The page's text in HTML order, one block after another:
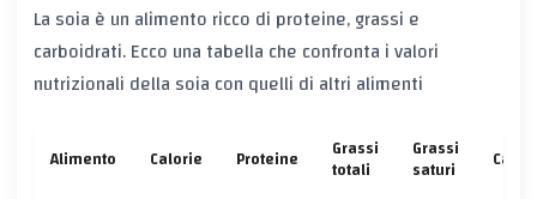
La soia è un alimento ricco di proteine, grassi e
carboidrati. Ecco una tabella che confronta i valori
nutrizionali della soia con quelli di altri alimenti
Alimento Calorie Proteine Grassi
totali
Grassi
saturi